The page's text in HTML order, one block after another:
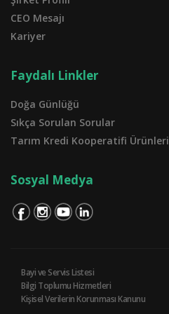
CEO Mesajı
Kariyer
Faydalı Linkler
Doğa Günlüğü
Sıkça Sorulan Sorular
Tarım Kredi Kooperatifi Ürünleri
Sosyal Medya
Bayi ve Servis Listesi
Bilgi Toplumu Hizmetleri
Kişisel Verilerin Korunması Kanunu